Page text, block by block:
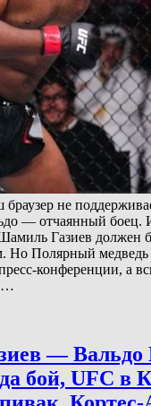
не
— отчаянный боец.
Газиев должен
Но Полярный медведь
конференции, а
— Вальдо
бой, UFC в